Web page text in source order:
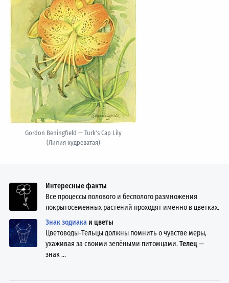
Gordon Beningfield — Turk's Cap Lily
(Лилия кудреватая)
Интересные факты
Все процессы полового и бесполого размножения
покрытосеменных растений проходят именно в цветках.
Знак зодиака и цветы
Цветоводы-Тельцы должны помнить о чувстве меры,
ухаживая за своими зелёными питомцами.Телец—
знак ...